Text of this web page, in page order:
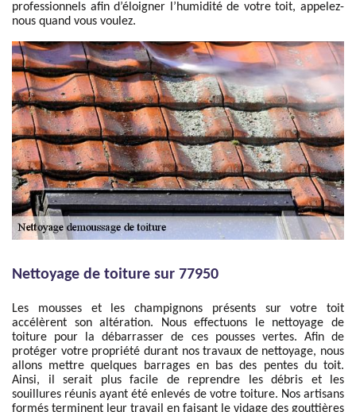
professionnels afin d’éloigner l’humidité de votre toit, appelez-
nous quand vous voulez.
Nettoyage de toiture sur 77950
Les mousses et les champignons présents sur votre toit
accélèrent son altération. Nous effectuons le nettoyage de
toiture pour la débarrasser de ces pousses vertes. Afin de
protéger votre propriété durant nos travaux de nettoyage, nous
allons mettre quelques barrages en bas des pentes du toit.
Ainsi, il serait plus facile de reprendre les débris et les
souillures réunis ayant été enlevés de votre toiture. Nos artisans
formés terminent leur travail en faisant le vidage des gouttières